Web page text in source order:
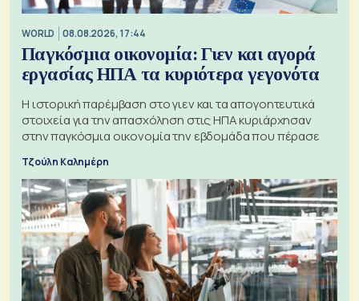
WORLD 08.08.2026, 17:44
Παγκόσμια οικονομία: Γιεν και αγορά
εργασίας ΗΠΑ τα κυριότερα γεγονότα
Η ιστορική παρέμβαση στο γιεν και τα απογοητευτικά
στοιχεία για την απασχόληση στις ΗΠΑ κυριάρχησαν
στην παγκόσμια οικονομία την εβδομάδα που πέρασε
Τζούλη Καλημέρη